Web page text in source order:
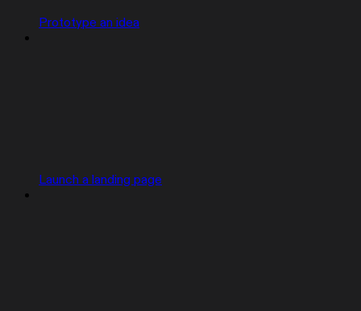
Prototype an idea
Launch a landing page